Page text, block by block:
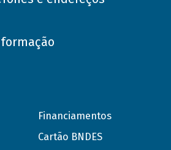
Financiamentos
Cartão BNDES